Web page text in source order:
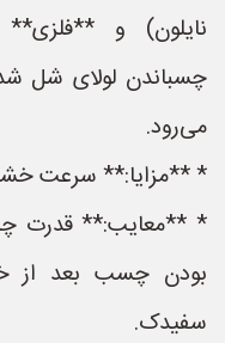
نایلون) و
چسباندن لولای شل
می‌رود.
* **مزایا:** سرعت
* **معایب:** قدرت
بودن چسب بعد از
سفیدک.